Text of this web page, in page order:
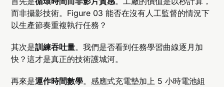
而非攝影技術。Figure 03 能否在沒有人工監督的情況下
以生產節奏重複執行任務？
其次是訓練吞吐量。我們是否看到任務學習曲線逐月加
快？這才是真正的技術護城河。
再來是運作時間數學。感應式充電墊加上 5 小時電池組